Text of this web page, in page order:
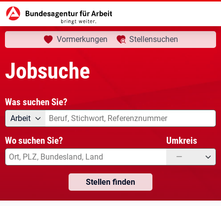
Startseite Jobsuche aktuelle Seite:
Ihre Suche
Vormerkungen Stellensuchen
Jobsuche
Was suchen Sie?
Angebotsart
Arbeit Was suchen Sie?
Wo suchen Sie? Umkreis
—
Stellen finden